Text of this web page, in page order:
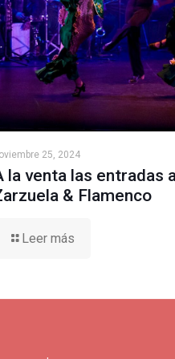
25, 2024
la venta las entradas
& Flamenco
Leer más